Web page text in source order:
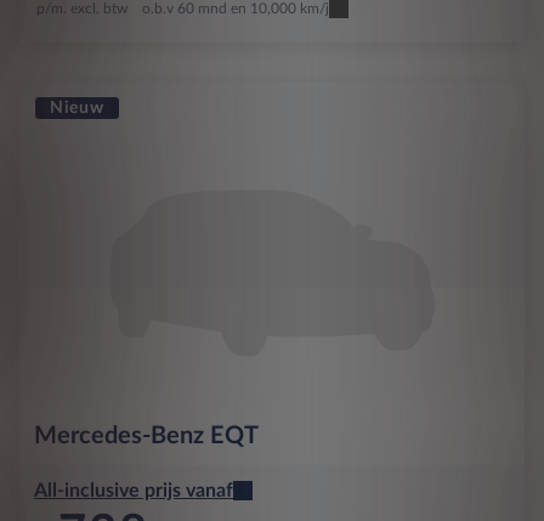
p/m. excl. btw o.b.v 60 mnd en 10,000 km/j
Nieuw
Mercedes-Benz EQT
All-inclusive prijs vanaf